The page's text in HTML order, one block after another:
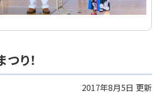
り！
2017年8月5日 更新